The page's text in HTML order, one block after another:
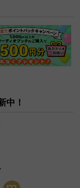
中！